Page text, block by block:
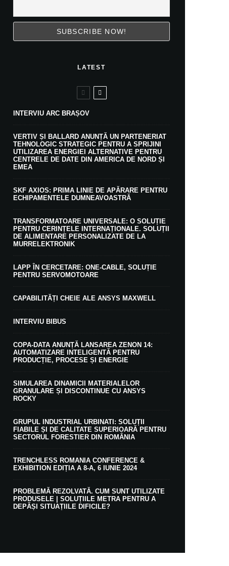
LATEST
INTERVIU ARC BRAȘOV
VERTIV ȘI BALLARD ANUNȚĂ UN PARTENERIAT
TEHNOLOGIC STRATEGIC PENTRU A SPRIJINI
UTILIZAREA ENERGIEI ALTERNATIVE PENTRU
CENTRELE DE DATE DIN AMERICA DE NORD ȘI
EMEA
SKF AXIOS: PRIMA LINIE DE APĂRARE PENTRU
ECHIPAMENTELE DUMNEAVOASTRĂ
TRANSFORMATOARE UNIVERSALE: O SOLUȚIE
PENTRU CERINȚELE INTERNAȚIONALE. SOLUȚII
DE ALIMENTARE PERSONALIZATE DE LA
MURRELEKTRONIK
LAPP ÎN CERCETARE: ONE-CABLE, SOLUȚIE
PENTRU SERVOMOTOARE
CAPABILITĂȚI CHEIE ALE ANSYS MAXWELL
INTERVIU BIBUS
COPA-DATA ANUNȚĂ LANSAREA ZENON 14:
AUTOMATIZARE INTELIGENTĂ PENTRU
PRODUCȚIE, PROCESE ȘI ENERGIE
SIMULAREA DINAMICII MATERIALELOR
GRANULARE ȘI DISCONTINUE CU ANSYS
ROCKY
GRUPUL INDUSTRIAL URBINATI: SOLUȚII
FIABILE ȘI DE CALITATE SUPERIOARĂ PENTRU
SECTORUL FORESTIER DIN ROMÂNIA
TRENCHLESS ROMANIA CONFERENCE &
EXHIBITION EDIȚIA A 8-A, 6 IUNIE 2024
PROBLEMĂ REZOLVATĂ. CUM SUNT UTILIZATE
PRODUSELE | SOLUȚIILE METRA PENTRU A
DEPĂȘI SITUAȚIILE DIFICILE?